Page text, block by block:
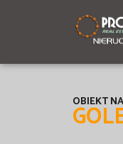
OBIEKT